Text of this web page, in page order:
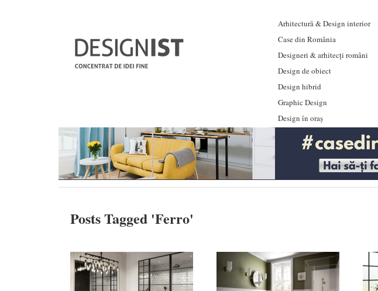
Arhitectură & Design interior
Case din România
Designeri & arhitecți români
Design de obiect
Design hibrid
Graphic Design
Design în oraș
Posts Tagged 'Ferro'